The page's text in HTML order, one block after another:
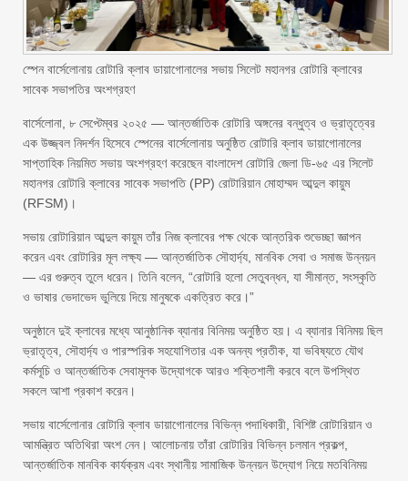
স্পেন বার্সেলোনায় রোটারি ক্লাব ডায়াগোনালের সভায় সিলেট মহানগর রোটারি ক্লাবের
সাবেক সভাপতির অংশগ্রহণ
বার্সেলোনা, ৮ সেপ্টেম্বর ২০২৫ — আন্তর্জাতিক রোটারি অঙ্গনের বন্ধুত্ব ও ভ্রাতৃত্বের
এক উজ্জ্বল নিদর্শন হিসেবে স্পেনের বার্সেলোনায় অনুষ্ঠিত রোটারি ক্লাব ডায়াগোনালের
সাপ্তাহিক নিয়মিত সভায় অংশগ্রহণ করেছেন বাংলাদেশ রোটারি জেলা ডি-৬৫ এর সিলেট
মহানগর রোটারি ক্লাবের সাবেক সভাপতি (PP) রোটারিয়ান মোহাম্মদ আব্দুল কায়ুম
(RFSM)।
সভায় রোটারিয়ান আব্দুল কায়ুম তাঁর নিজ ক্লাবের পক্ষ থেকে আন্তরিক শুভেচ্ছা জ্ঞাপন
করেন এবং রোটারির মূল লক্ষ্য — আন্তর্জাতিক সৌহার্দ্য, মানবিক সেবা ও সমাজ উন্নয়ন
— এর গুরুত্ব তুলে ধরেন। তিনি বলেন, “রোটারি হলো সেতুবন্ধন, যা সীমান্ত, সংস্কৃতি
ও ভাষার ভেদাভেদ ভুলিয়ে দিয়ে মানুষকে একত্রিত করে।”
অনুষ্ঠানে দুই ক্লাবের মধ্যে আনুষ্ঠানিক ব্যানার বিনিময় অনুষ্ঠিত হয়। এ ব্যানার বিনিময় ছিল
ভ্রাতৃত্ব, সৌহার্দ্য ও পারস্পরিক সহযোগিতার এক অনন্য প্রতীক, যা ভবিষ্যতে যৌথ
কর্মসূচি ও আন্তর্জাতিক সেবামূলক উদ্যোগকে আরও শক্তিশালী করবে বলে উপস্থিত
সকলে আশা প্রকাশ করেন।
সভায় বার্সেলোনার রোটারি ক্লাব ডায়াগোনালের বিভিন্ন পদাধিকারী, বিশিষ্ট রোটারিয়ান ও
আমন্ত্রিত অতিথিরা অংশ নেন। আলোচনায় তাঁরা রোটারির বিভিন্ন চলমান প্রকল্প,
আন্তর্জাতিক মানবিক কার্যক্রম এবং স্থানীয় সামাজিক উন্নয়ন উদ্যোগ নিয়ে মতবিনিময়